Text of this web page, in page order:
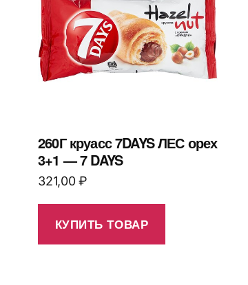
260Г круасс 7DAYS ЛЕС орех
3+1 — 7 DAYS
321,00₽
КУПИТЬ ТОВАР